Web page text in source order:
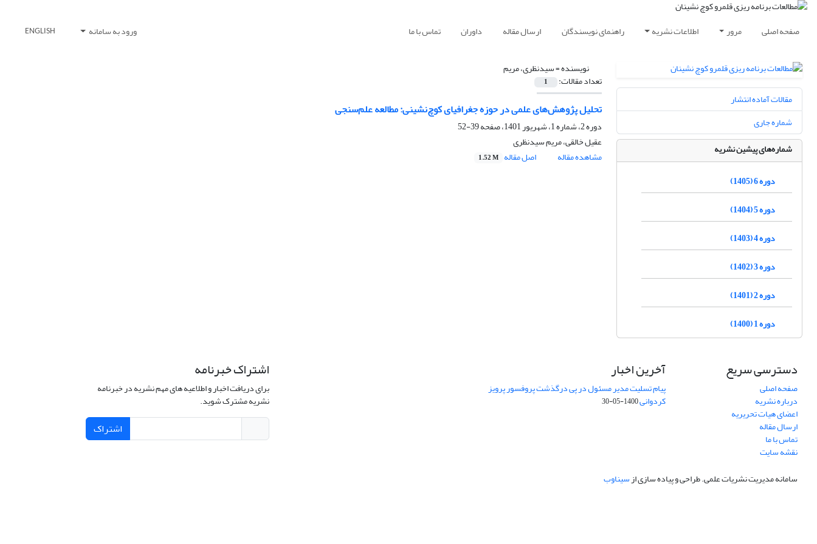
صفحه اصلی مرور اطلاعات نشریه راهنمای نویسندگان ارسال مقاله داوران تماس با ما ورود به سامانه ENGLISH
نویسنده =سیدنظری، مریم
تعداد مقالات: 1
تحلیل پژوهش‌‌های علمی در حوزه جغرافیای کوچ‌نشینی: مطالعه علم‌‌سنجی
دوره 2، شماره 1، شهریور 1401، صفحه
39-52
عقیل خالقی، مریم سیدنظری
مشاهده مقاله
اصل مقاله 1.52 M
مقالات آماده انتشار
شماره جاری
شماره‌های پیشین نشریه
دوره 6 (1405)
دوره 5 (1404)
دوره 4 (1403)
دوره 3 (1402)
دوره 2 (1401)
دوره 1 (1400)
دسترسی سریع
صفحه اصلی
درباره نشریه
اعضای هیات تحریریه
ارسال مقاله
تماس با ما
نقشه سایت
آخرین اخبار
پیام تسلیت مدیر مسئول در پی درگذشت پروفسور پرویز
کردوانی1400-05-30
اشتراک خبرنامه
برای دریافت اخبار و اطلاعیه های مهم نشریه در خبرنامه
نشریه مشترک شوید.
اشتراک
سامانه مدیریت نشریات علمی.طراحی و پیاده سازی ازسیناوب